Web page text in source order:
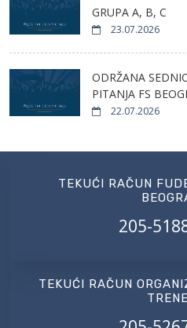
GRUPA A, B, C
23.07.2026
ODRŽANA
PITANJA FS
22.07.2026
TEKUĆI RAČUN
205-
TEKUĆI RAČUN